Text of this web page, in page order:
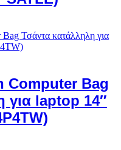
Computer Bag
για laptop 14″